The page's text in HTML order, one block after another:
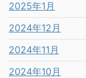
2025年1月
2024年12月
2024年11月
2024年10月